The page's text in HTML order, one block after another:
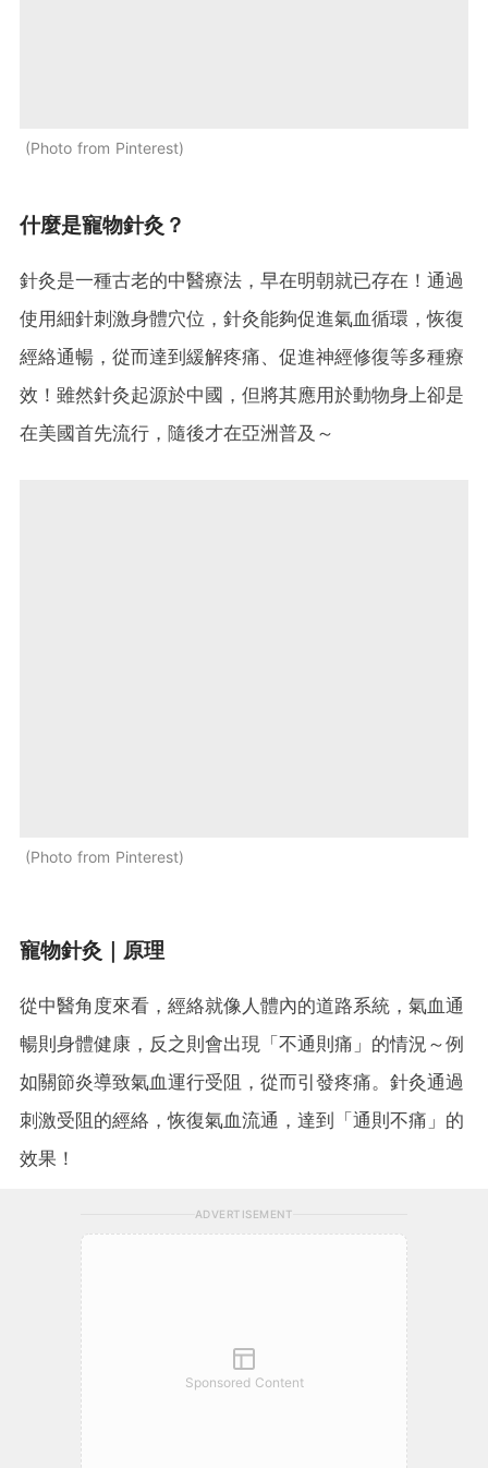
Photo from Pinterest
什麼是寵物針灸？
針灸是一種古老的中醫療法，早在明朝就已存在！通過
使用細針刺激身體穴位，針灸能夠促進氣血循環，恢復
經絡通暢，從而達到緩解疼痛、促進神經修復等多種療
效！雖然針灸起源於中國，但將其應用於動物身上卻是
在美國首先流行，隨後才在亞洲普及～
Photo from Pinterest
寵物針灸｜原理
從中醫角度來看，經絡就像人體內的道路系統，氣血通
暢則身體健康，反之則會出現「不通則痛」的情況～例
如關節炎導致氣血運行受阻，從而引發疼痛。針灸通過
刺激受阻的經絡，恢復氣血流通，達到「通則不痛」的
效果！
ADVERTISEMENT
Sponsored Content